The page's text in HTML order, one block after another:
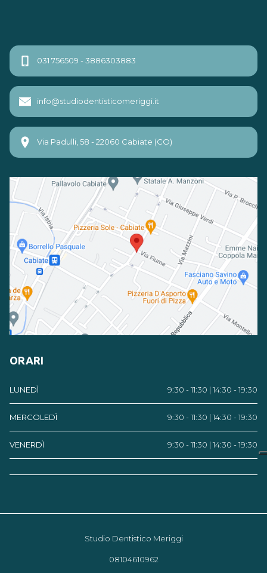
031 756509 - 3886303883
info@studiodentisticomeriggi.it
Via Padulli, 58 - 22060 Cabiate (CO)
ORARI
LUNEDÌ 9:30 - 11:30 | 14:30 - 19:30
MERCOLEDÌ 9:30 - 11:30 | 14:30 - 19:30
VENERDÌ 9:30 - 11:30 | 14:30 - 19:30
Studio Dentistico Meriggi
08104610962